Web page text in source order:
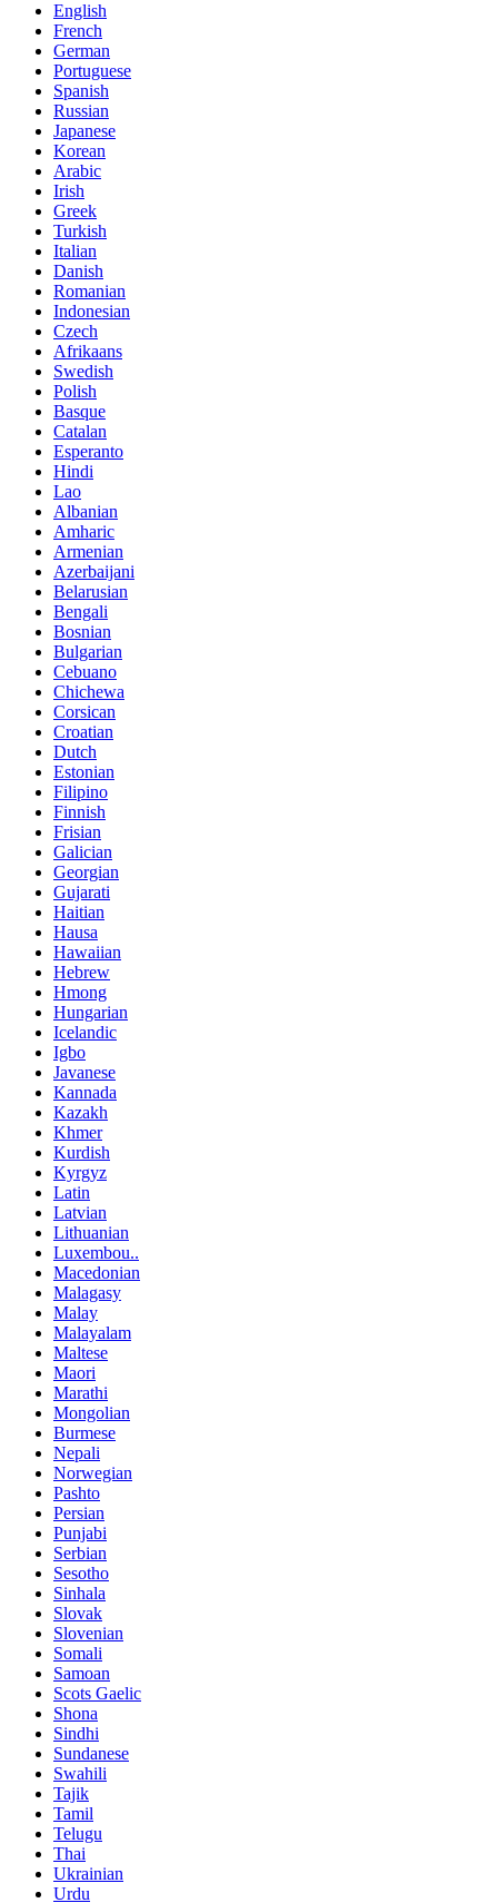
English
French
German
Portuguese
Spanish
Russian
Japanese
Korean
Arabic
Irish
Greek
Turkish
Italian
Danish
Romanian
Indonesian
Czech
Afrikaans
Swedish
Polish
Basque
Catalan
Esperanto
Hindi
Lao
Albanian
Amharic
Armenian
Azerbaijani
Belarusian
Bengali
Bosnian
Bulgarian
Cebuano
Chichewa
Corsican
Croatian
Dutch
Estonian
Filipino
Finnish
Frisian
Galician
Georgian
Gujarati
Haitian
Hausa
Hawaiian
Hebrew
Hmong
Hungarian
Icelandic
Igbo
Javanese
Kannada
Kazakh
Khmer
Kurdish
Kyrgyz
Latin
Latvian
Lithuanian
Luxembou..
Macedonian
Malagasy
Malay
Malayalam
Maltese
Maori
Marathi
Mongolian
Burmese
Nepali
Norwegian
Pashto
Persian
Punjabi
Serbian
Sesotho
Sinhala
Slovak
Slovenian
Somali
Samoan
Scots Gaelic
Shona
Sindhi
Sundanese
Swahili
Tajik
Tamil
Telugu
Thai
Ukrainian
Urdu